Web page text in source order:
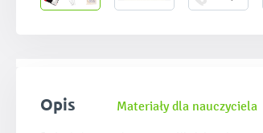
Opis Materiały dla nauczyciela